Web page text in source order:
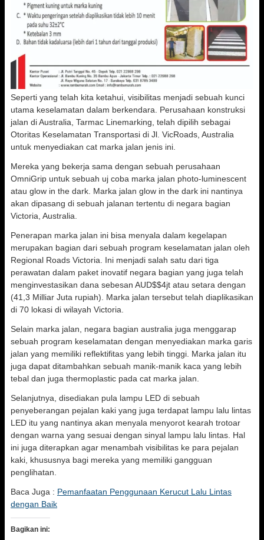
Seperti yang telah kita ketahui, visibilitas menjadi sebuah kunci
utama keselamatan dalam berkendara. Perusahaan konstruksi
jalan di Australia, Tarmac Linemarking, telah dipilih sebagai
Otoritas Keselamatan Transportasi di Jl. VicRoads, Australia
untuk menyediakan cat marka jalan jenis ini.
Mereka yang bekerja sama dengan sebuah perusahaan
OmniGrip untuk sebuah uj coba marka jalan photo-luminescent
atau glow in the dark. Marka jalan glow in the dark ini nantinya
akan dipasang di sebuah jalanan tertentu di negara bagian
Victoria, Australia.
Penerapan marka jalan ini bisa menyala dalam kegelapan
merupakan bagian dari sebuah program keselamatan jalan oleh
Regional Roads Victoria. Ini menjadi salah satu dari tiga
perawatan dalam paket inovatif negara bagian yang juga telah
menginvestasikan dana sebesan AUD$$4jt atau setara dengan
(41,3 Milliar Juta rupiah). Marka jalan tersebut telah diaplikasikan
di 70 lokasi di wilayah Victoria.
Selain marka jalan, negara bagian australia juga menggarap
sebuah program keselamatan dengan menyediakan marka garis
jalan yang memiliki reflektifitas yang lebih tinggi. Marka jalan itu
juga dapat ditambahkan sebuah manik-manik kaca yang lebih
tebal dan juga thermoplastic pada cat marka jalan.
Selanjutnya, disediakan pula lampu LED di sebuah
penyeberangan pejalan kaki yang juga terdapat lampu lalu lintas
LED itu yang nantinya akan menyala menyorot kearah trotoar
dengan warna yang sesuai dengan sinyal lampu lalu lintas. Hal
ini juga diterapkan agar menambah visibilitas ke para pejalan
kaki, khususnya bagi mereka yang memiliki gangguan
penglihatan.
Baca Juga : Pemanfaatan Penggunaan Kerucut Lalu Lintas
dengan Baik
Bagikan ini: